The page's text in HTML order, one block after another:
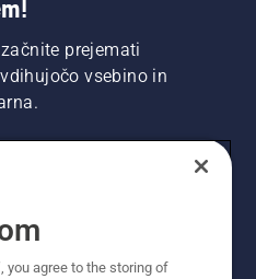
prejemati
vsebino in
you agree to the storing of